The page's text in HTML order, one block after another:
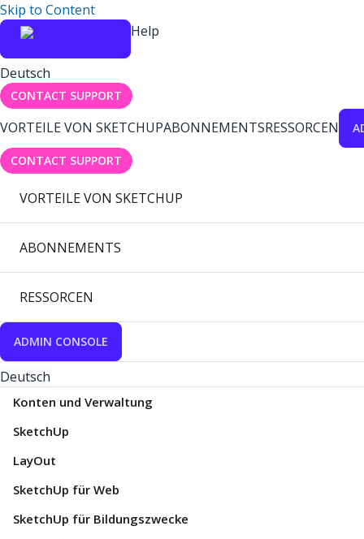
Skip to Content
Help
Deutsch
CONTACT SUPPORT
VORTEILE VON SKETCHUPABONNEMENTSRESSORCEN
CONTACT SUPPORT
VORTEILE VON SKETCHUP
ABONNEMENTS
RESSORCEN
ADMIN CONSOLE
Deutsch
Konten und Verwaltung
SketchUp
LayOut
SketchUp für Web
SketchUp für Bildungszwecke